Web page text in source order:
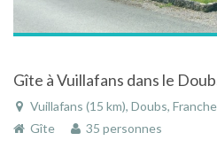
Vuillafans (15 km), Doubs, Franche-
Gîte
35 personnes